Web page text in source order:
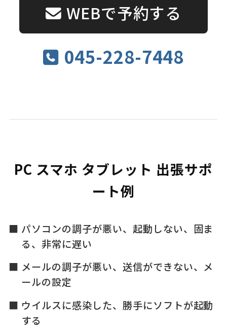
WEBで予約する
045-228-7448
PC スマホ タブレット 出張サポ
ート例
パソコンの調子が悪い、起動しない、固ま
る、非常に遅い
メールの調子が悪い、送信ができない、メ
ールの設定
ウイルスに感染した、勝手にソフトが起動
する